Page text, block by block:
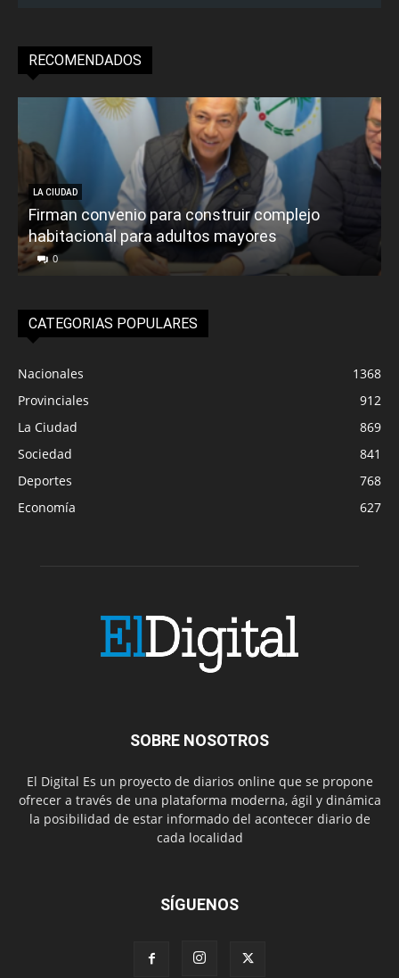
RECOMENDADOS
LA CIUDAD
Firman convenio para construir complejo
habitacional para adultos mayores
0
CATEGORIAS POPULARES
Nacionales
1368
Provinciales
912
La Ciudad
869
Sociedad
841
Deportes
768
Economía
627
SOBRE NOSOTROS
El Digital Es un proyecto de diarios online que se propone
ofrecer a través de una plataforma moderna, ágil y dinámica
la posibilidad de estar informado del acontecer diario de
cada localidad
SÍGUENOS